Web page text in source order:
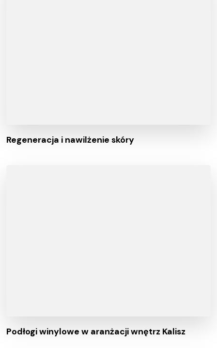
Regeneracja i nawilżenie skóry
Podłogi winylowe w aranżacji wnętrz Kalisz